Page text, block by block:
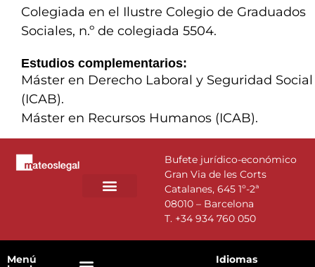
Colegiada en el Ilustre Colegio de Graduados
Sociales, n.º de colegiada 5504.
Estudios complementarios:
Máster en Derecho Laboral y Seguridad Social
(ICAB).
Máster en Recursos Humanos (ICAB).
Bufete jurídico-económico
Gran Via de les Corts
Catalanes, 645 1º-2ª
08010 – Barcelona
T. +34 934 760 050
Menú Idiomas